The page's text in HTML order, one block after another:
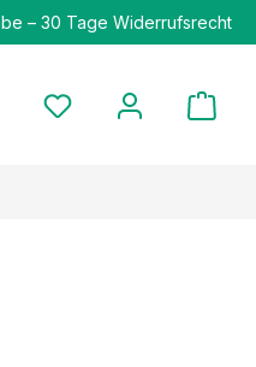
– 30 Tage Widerrufsrecht